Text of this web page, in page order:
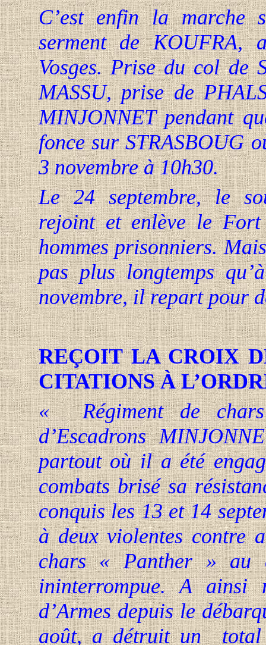
C’est enfin la marche
serment de KOUFRA,
Vosges. Prise du col de
MASSU, prise de
MINJONNET pendant
fonce sur STRASBOUG
3 novembre à 10h30.
Le 24 septembre, le
rejoint et enlève le
hommes prisonniers.
pas plus longtemps
novembre, il repart pour
REÇOITLA CROIX
CITATIONS À
« Régiment de
d’Escadrons
partout où il a été
combats brisé sa
conquis les 13 et 14
à deux violentes contre
chars « Panther » au
ininterrompue. A ainsi
d’Armes depuis le
août, a détruit un